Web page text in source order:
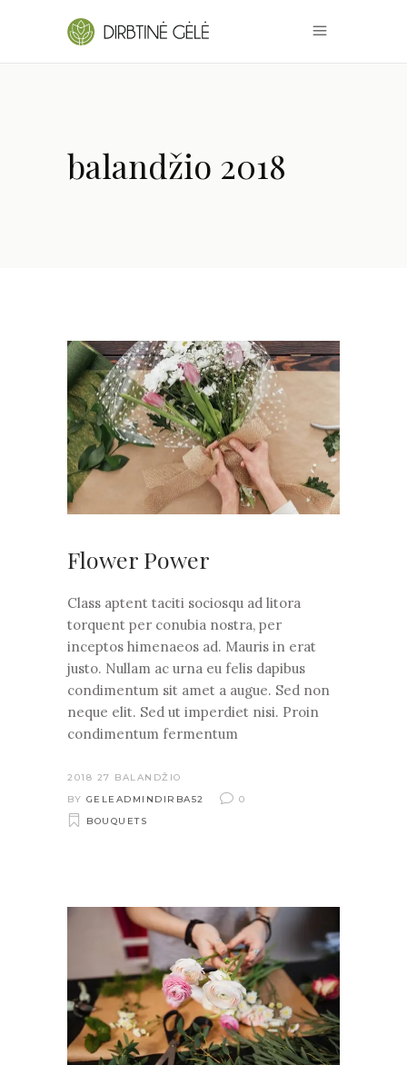
balandžio 2018
Flower Power
Class aptent taciti sociosqu ad litora
torquent per conubia nostra, per
inceptos himenaeos ad. Mauris in erat
justo. Nullam ac urna eu felis dapibus
condimentum sit amet a augue. Sed non
neque elit. Sed ut imperdiet nisi. Proin
condimentum fermentum
2018 27 BALANDŽIO
BY GELEADMINDIRBA52
0
BOUQUETS